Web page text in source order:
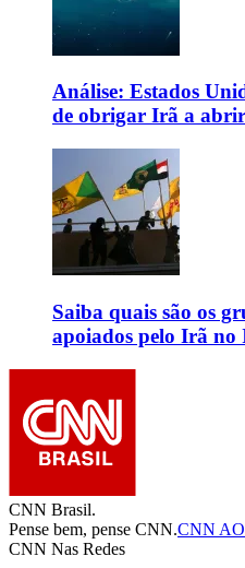
Análise: Estados
de obrigar Irã a
Saiba quais são os
apoiados pelo Irã no
CNN Brasil.
Pense bem, pense CNN.CNN
CNN Nas Redes